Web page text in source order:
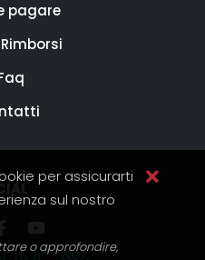
pagare
SUI
RGV Italy su Instagram
per assicurarti
sul nostro
o approfondire,